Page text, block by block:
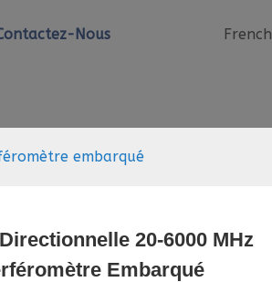
Nous French
embarqué
20-6000 MHz
Embarqué